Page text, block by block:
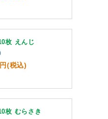
枚 えんじ
(税込)
枚 むらさき